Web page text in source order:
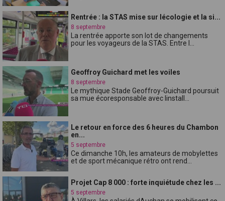
Rentrée : la STAS mise sur lécologie et la si...
8 septembre
La rentrée apporte son lot de changements
pour les voyageurs de la STAS. Entre l...
Geoffroy Guichard met les voiles
8 septembre
Le mythique Stade Geoffroy-Guichard poursuit
sa mue écoresponsable avec linstall...
Le retour en force des 6 heures du Chambon
en...
5 septembre
Ce dimanche 10h, les amateurs de mobylettes
et de sport mécanique rétro ont rend...
Projet Cap 8 000 : forte inquiétude chez les ...
5 septembre